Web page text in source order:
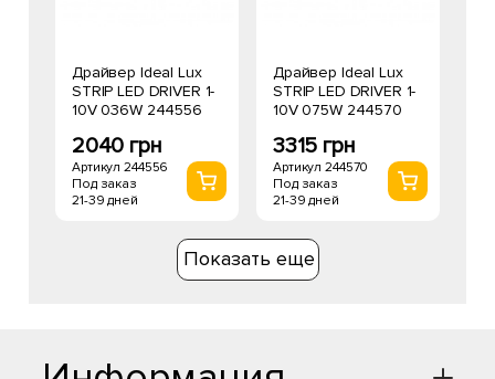
Драйвер Ideal Lux
STRIP LED DRIVER 1-
10V 036W 244556
2040 грн
Артикул 244556
Под заказ
21-39 дней
Драйвер Ideal Lux
STRIP LED DRIVER 1-
10V 075W 244570
3315 грн
Артикул 244570
Под заказ
21-39 дней
Показать еще